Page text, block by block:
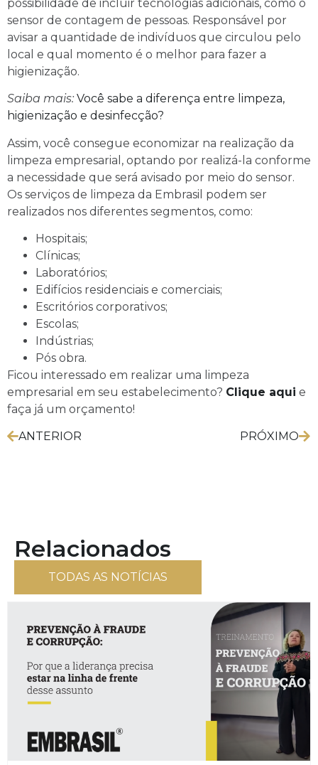
possibilidade de incluir tecnologias adicionais, como o
sensor de contagem de pessoas. Responsável por
avisar a quantidade de indivíduos que circulou pelo
local e qual momento é o melhor para fazer a
higienização.
Saiba mais: Você sabe a diferença entre limpeza,
higienização e desinfecção?
Assim, você consegue economizar na realização da
limpeza empresarial, optando por realizá-la conforme
a necessidade que será avisado por meio do sensor.
Os serviços de limpeza da Embrasil podem ser
realizados nos diferentes segmentos, como:
Hospitais;
Clínicas;
Laboratórios;
Edifícios residenciais e comerciais;
Escritórios corporativos;
Escolas;
Indústrias;
Pós obra.
Ficou interessado em realizar uma limpeza
empresarial em seu estabelecimento? Clique aqui e
faça já um orçamento!
ANTERIOR PRÓXIMO
Relacionados
TODAS AS NOTÍCIAS